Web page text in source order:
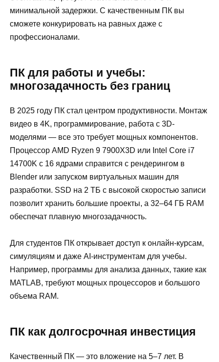
минимальной задержки. С качественным ПК вы
сможете конкурировать на равных даже с
профессионалами.
ПК для работы и учебы:
многозадачность без границ
В 2025 году ПК стал центром продуктивности. Монтаж
видео в 4K, программирование, работа с 3D-
моделями — все это требует мощных компонентов.
Процессор AMD Ryzen 9 7900X3D или Intel Core i7
14700K с 16 ядрами справится с рендерингом в
Blender или запуском виртуальных машин для
разработки. SSD на 2 ТБ с высокой скоростью записи
позволит хранить большие проекты, а 32–64 ГБ RAM
обеспечат плавную многозадачность.
Для студентов ПК открывает доступ к онлайн-курсам,
симуляциям и даже AI-инструментам для учебы.
Например, программы для анализа данных, такие как
MATLAB, требуют мощных процессоров и большого
объема RAM.
ПК как долгосрочная инвестиция
Качественный ПК — это вложение на 5–7 лет. В